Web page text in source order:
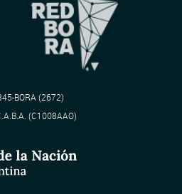
BORA (2672)
(C1008AAO)